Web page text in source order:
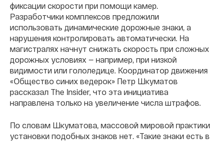
фиксации скорости при помощи камер.
Разработчики комплексов предложили
использовать динамические дорожные знаки, а
нарушения контролировать автоматически. На
магистралях начнут снижать скорость при сложных
дорожных условиях — например, при низкой
видимости или гололедице. Координатор движения
«Общество синих ведерок» Петр Шкуматов
рассказал The Insider, что эта инициатива
направлена только на увеличение числа штрафов.
По словам Шкуматова, массовой мировой практики
установки подобных знаков нет. «Такие знаки есть в